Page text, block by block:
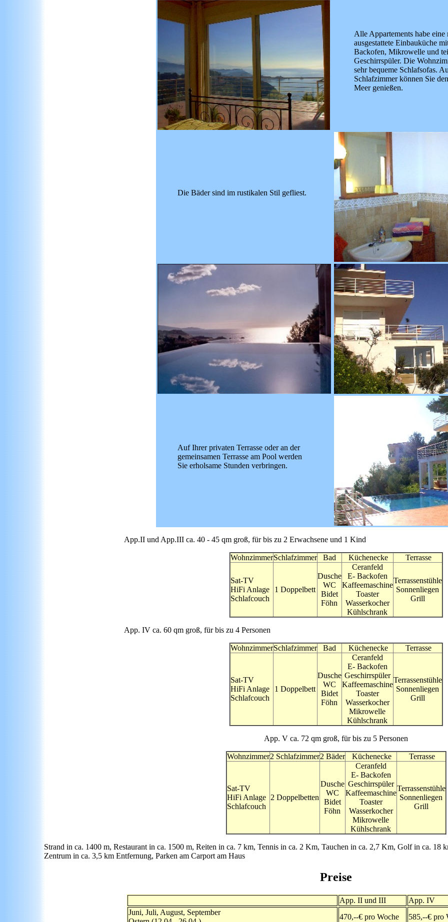
Alle Appartements habe eine
ausgestattete Einbauküche
Backofen, Mikrowelle und
Geschirrspüler. Die
sehr bequeme Schlafsofas.
Schlafzimmer können Sie
Meer genießen.
Die Bäder sind im rustikalen Stil gefliest.
Auf Ihrer privaten Terrasse oder an der
gemeinsamen Terrasse am Pool werden
Sie erholsame Stunden verbringen.
App.II und App.III ca. 40 - 45 qm groß, für bis zu 2 Erwachsene und 1 Kind
WohnzimmerSchlafzimmer Bad Küchenecke Terrasse
Sat-TV
HiFi Anlage
Schlafcouch
1 Doppelbett
Dusche
WC
Bidet
Föhn
Ceranfeld
E- Backofen
Kaffeemaschine
Toaster
Wasserkocher
Kühlschrank
Terrassenstühle
Sonnenliegen
Grill
App. IV ca. 60 qm groß, für bis zu 4 Personen
WohnzimmerSchlafzimmer Bad Küchenecke Terrasse
Sat-TV
HiFi Anlage
Schlafcouch
1 Doppelbett
Dusche
WC
Bidet
Föhn
Ceranfeld
E- Backofen
Geschirrspüler
Kaffeemaschine
Toaster
Wasserkocher
Mikrowelle
Kühlschrank
Terrassenstühle
Sonnenliegen
Grill
App. V ca. 72 qm groß, für bis zu 5 Personen
Wohnzimmer2 Schlafzimmer2 Bäder Küchenecke Terrasse
Sat-TV
HiFi Anlage
Schlafcouch
2 Doppelbetten
Dusche
WC
Bidet
Föhn
Ceranfeld
E- Backofen
Geschirrspüler
Kaffeemaschine
Toaster
Wasserkocher
Mikrowelle
Kühlschrank
Terrassenstühle
Sonnenliegen
Grill
Strand in ca. 1400 m, Restaurant in ca. 1500 m, Reiten in ca. 7 km, Tennis in ca. 2 Km, Tauchen in ca. 2,7 Km, Golf in ca.
Zentrum in ca. 3,5 km Entfernung, Parken am Carport am Haus
Preise
App. II und III
App. IV
Juni, Juli, August, September
470,--€ pro Woche 585,--€ pro